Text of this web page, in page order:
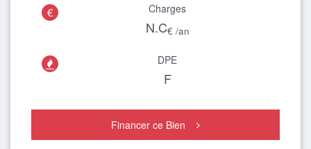
€ Charges
N.C€ /an
 DPE
F
Financer ce Bien